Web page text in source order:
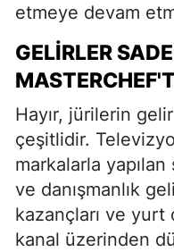
etmeye devam
GELIRLER
Hayır, jürilerin
çeşitlidir.
markalarla
ve danışmanlık
kazançları ve yurt
kanal üzerinden